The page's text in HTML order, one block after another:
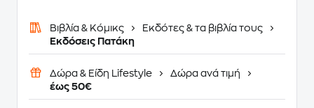
Βιβλία & Κόμικς
Εκδότες & τα βιβλία τους
Εκδόσεις Πατάκη
Δώρα & Είδη Lifestyle
Δώρα ανά τιμή
έως 50€